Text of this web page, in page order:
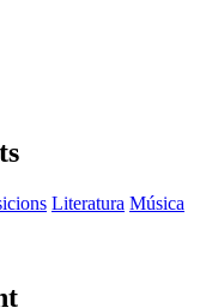
Literatura Música